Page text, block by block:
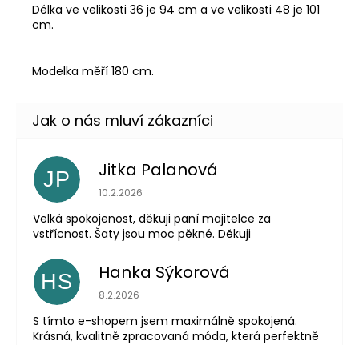
Délka ve velikosti 36 je 94 cm a ve velikosti 48 je 101
cm.
Modelka měří 180 cm.
JP Jitka Palanová
Hodnocení obchodu je 5 z 5 hvězdiček.
10.2.2026
Velká spokojenost, děkuji paní majitelce za
vstřícnost. Šaty jsou moc pěkné. Děkuji
HS Hanka Sýkorová
Hodnocení obchodu je 5 z 5 hvězdiček.
8.2.2026
S tímto e-shopem jsem maximálně spokojená.
Krásná, kvalitně zpracovaná móda, která perfektně